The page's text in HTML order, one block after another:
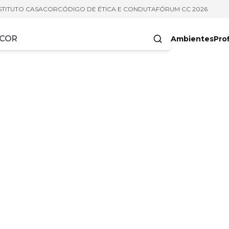
CASACORCÓDIGO DE ÉTICA E CONDUTAFÓRUM CC 2026
Ambientes